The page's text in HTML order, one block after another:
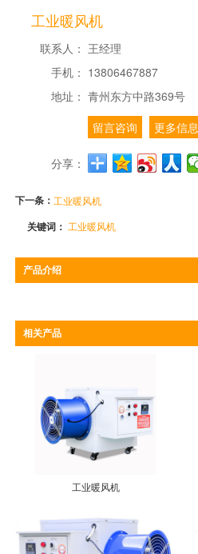
工业暖风机
联系人： 王经理
手机： 13806467887
地址： 青州东方中路369号
留言咨询
更多信息
分享：
下一条： 工业暖风机
关键词：工业暖风机
产品介绍
相关产品
工业暖风机